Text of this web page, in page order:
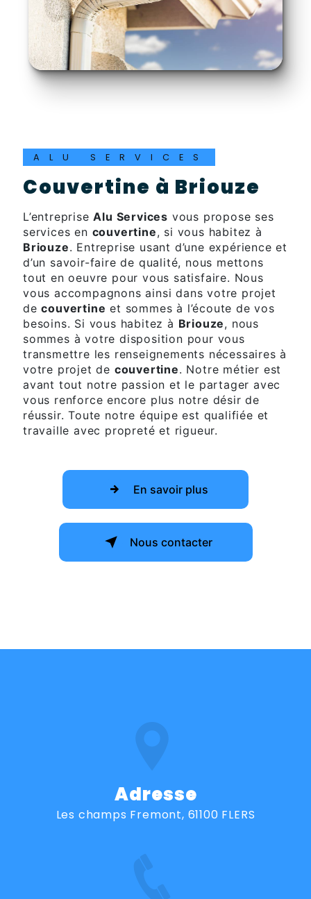
ALU SERVICES
couvertine à Briouze
L’entrepriseAlu Services vous propose ses
services en couvertine, si vous habitez à
Briouze. Entreprise usant d’une expérience et
d’un savoir-faire de qualité, nous mettons
tout en oeuvre pour vous satisfaire. Nous
vous accompagnons ainsi dans votre projet
decouvertine et sommes à l’écoute de vos
besoins. Si vous habitez à Briouze, nous
sommes à votre disposition pour vous
transmettre les renseignements nécessaires à
votre projet de couvertine. Notre métier est
avant tout notre passion et le partager avec
vous renforce encore plus notre désir de
réussir. Toute notre équipe est qualifiée et
travaille avec propreté et rigueur.
En savoir plus
Nous contacter
Adresse
Les champs Fremont, 61100 FLERS